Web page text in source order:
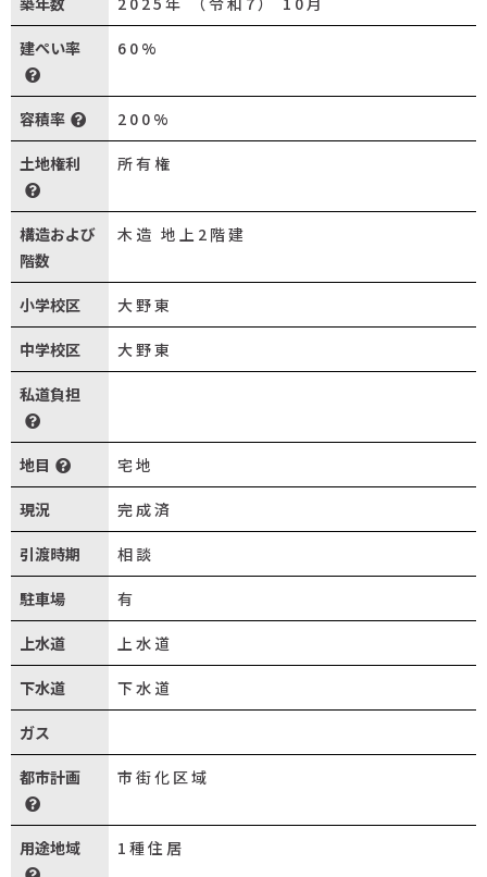
建ぺい率 60%
容積率 200%
土地権利 所有権
構造および
階数
木造 地上2階建
小学校区 大野東
中学校区 大野東
私道負担
地目 宅地
現況 完成済
引渡時期 相談
駐車場 有
上水道 上水道
下水道 下水道
ガス
都市計画 市街化区域
用途地域 1種住居